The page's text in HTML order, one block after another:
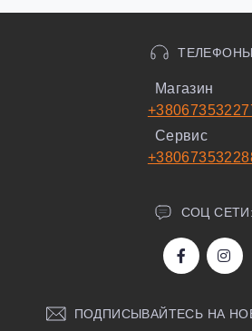
Магазин
Сервис
СОЦ СЕТИ:
ПОДПИСЫВАЙТЕСЬ НА